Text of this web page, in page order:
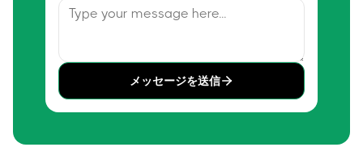
メッセージを送信